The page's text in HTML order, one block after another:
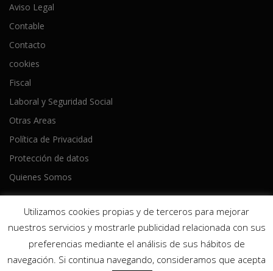
Aviso Legal
Contable
Contacto
cookies
Fiscal
Laboral y Seguridad Social
Otras Areas
Política de Privacidad
Protección de datos
Quienes Somos
Copyright © 2026 Ameijeiras Lois Asesores
OnePress
hecho por FameThemes
Utilizamos cookies propias y de terceros para mejorar
nuestros servicios y mostrarle publicidad relacionada con sus
preferencias mediante el análisis de sus hábitos de
navegación. Si continua navegando, consideramos que acepta